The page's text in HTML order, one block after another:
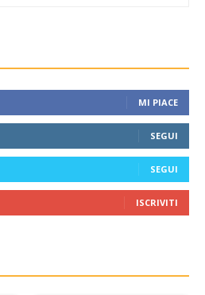
MI PIACE
SEGUI
SEGUI
ISCRIVITI